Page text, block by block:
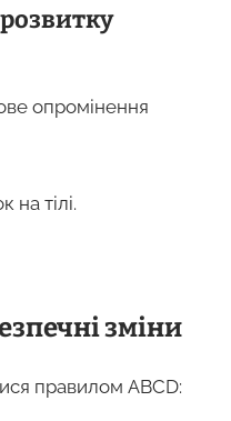
опромінення
на тілі.
зміни
правилом ABCD: